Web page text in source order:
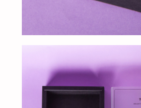
Я прочитал и подтверждаю, что ознакомлен с
, а также даюСогласие на обработку
персональных данных
Отправить